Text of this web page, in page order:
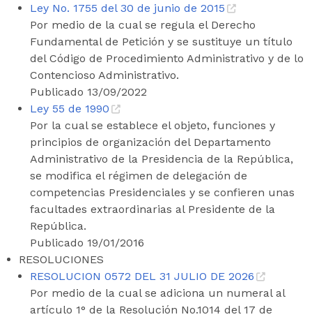
Ley No. 1755 del 30 de junio de 2015
Por medio de la cual se regula el Derecho
Fundamental de Petición y se sustituye un título
del Código de Procedimiento Administrativo y de lo
Contencioso Administrativo.
Publicado 13/09/2022
Ley 55 de 1990
Por la cual se establece el objeto, funciones y
principios de organización del Departamento
Administrativo de la Presidencia de la República,
se modifica el régimen de delegación de
competencias Presidenciales y se confieren unas
facultades extraordinarias al Presidente de la
República.
Publicado 19/01/2016
RESOLUCIONES
RESOLUCION 0572 DEL 31 JULIO DE 2026
Por medio de la cual se adiciona un numeral al
artículo 1° de la Resolución No.1014 del 17 de